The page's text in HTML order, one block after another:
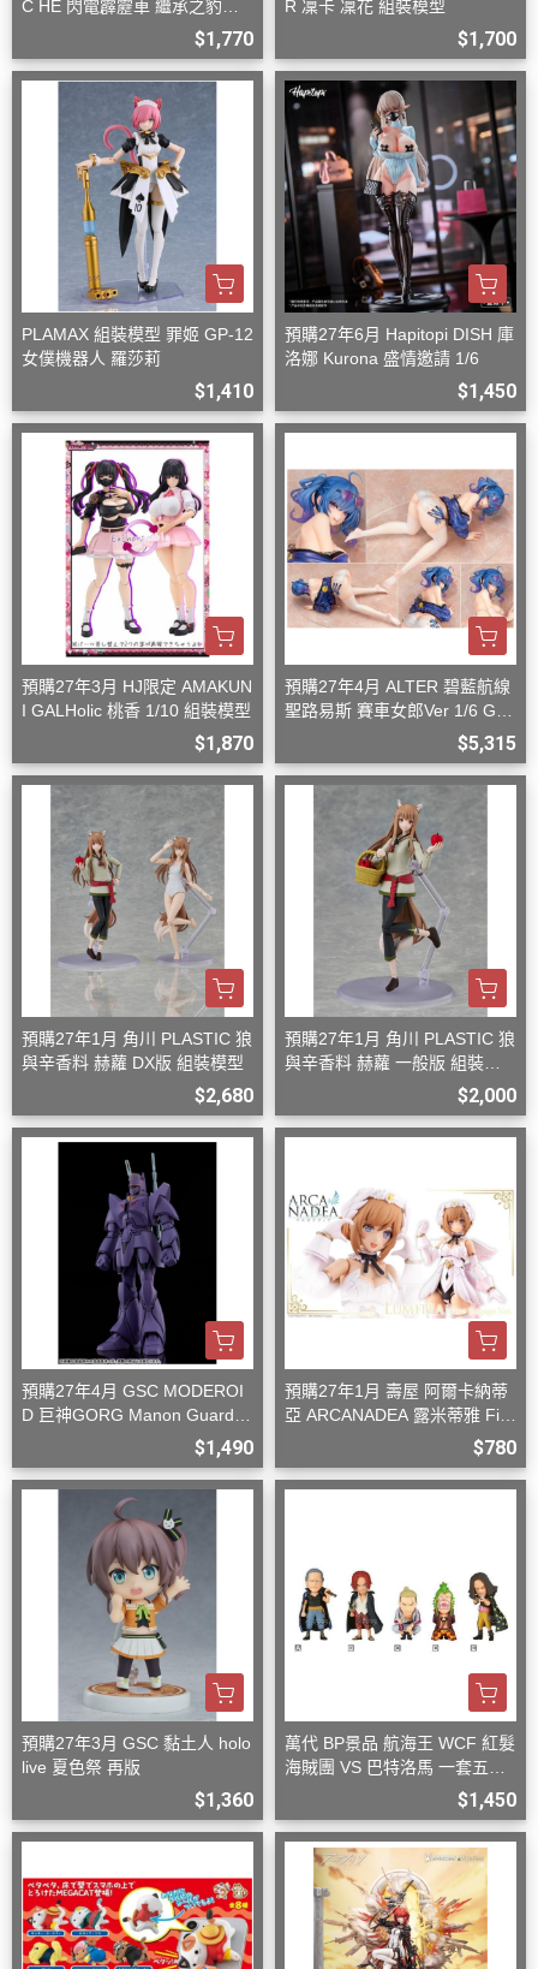
C HE 閃電霹靂車 繼承之豹魂
$1,770
R 凜卡 凜花 組裝模型
$1,700
PLAMAX 組裝模型 罪姬 GP-12
女僕機器人 羅莎莉
$1,410
預購27年6月 Hapitopi DISH 庫
洛娜 Kurona 盛情邀請 1/6
$1,450
預購27年3月 HJ限定 AMAKUN
I GALHolic 桃香 1/10 組裝模型
$1,870
預購27年4月 ALTER 碧藍航線
聖路易斯 賽車女郎Ver 1/6 G08
$5,315
預購27年1月 角川 PLASTIC 狼
與辛香料 赫蘿 DX版 組裝模型
$2,680
預購27年1月 角川 PLASTIC 狼
與辛香料 赫蘿 一般版 組裝模
$2,000
預購27年4月 GSC MODEROI
D 巨神GORG Manon Guardia
$1,490
預購27年1月 壽屋 阿爾卡納蒂
亞 ARCANADEA 露米蒂雅 Firs
$780
預購27年3月 GSC 黏土人 holo
live 夏色祭 再版
$1,360
萬代 BP景品 航海王 WCF 紅髮
海賊團 VS 巴特洛馬 一套五款
$1,450